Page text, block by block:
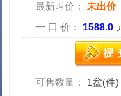
最新叫价：
未出价
一 口 价：
1588.0
可售数量： 1盆(件)